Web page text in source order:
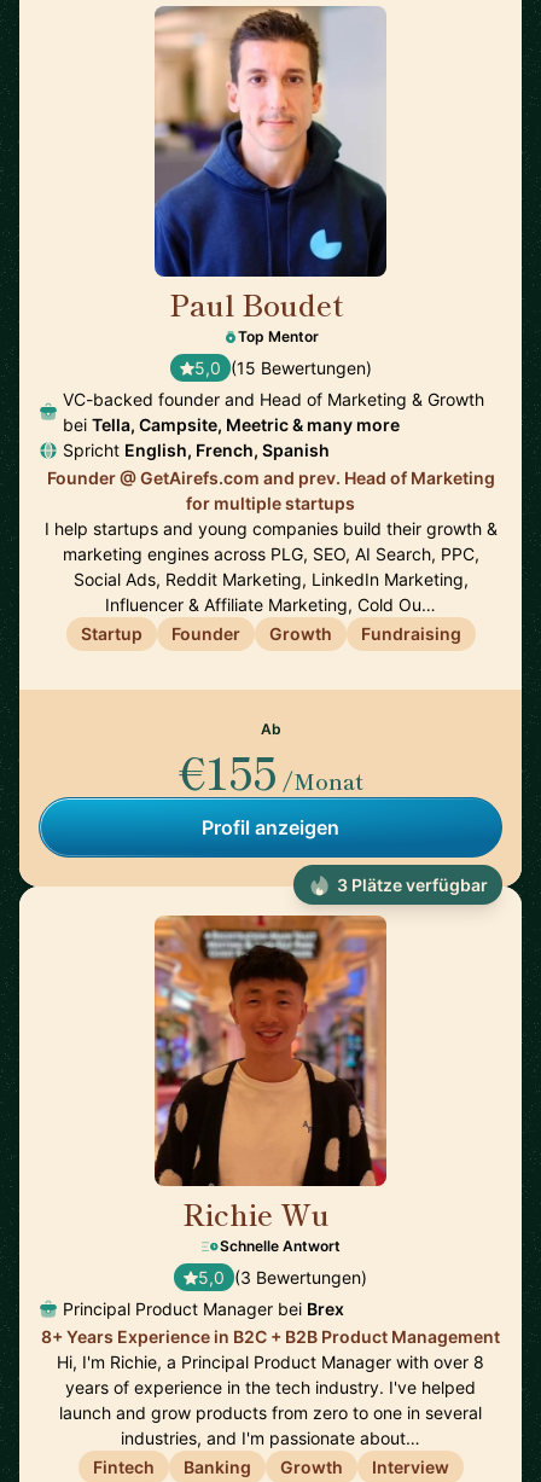
Paul Boudet
Top Mentor
5,0 (15 Bewertungen)
VC-backed founder and Head of Marketing & Growth
bei Tella, Campsite, Meetric & many more
Spricht English, French, Spanish
Founder @ GetAirefs.com and prev. Head of Marketing
for multiple startups
I help startups and young companies build their growth &
marketing engines across PLG, SEO, AI Search, PPC,
Social Ads, Reddit Marketing, LinkedIn Marketing,
Influencer & Affiliate Marketing, Cold Ou…
Startup
Founder Growth Fundraising
Ab
€155 /Monat
Profil anzeigen
Richie Wu
Schnelle Antwort
5,0 (3 Bewertungen)
Principal Product Manager bei Brex
8+ Years Experience in B2C + B2B Product Management
Hi, I'm Richie, a Principal Product Manager with over 8
years of experience in the tech industry. I've helped
launch and grow products from zero to one in several
industries, and I'm passionate about…
Fintech
Banking Growth Interview
3 Plätze verfügbar